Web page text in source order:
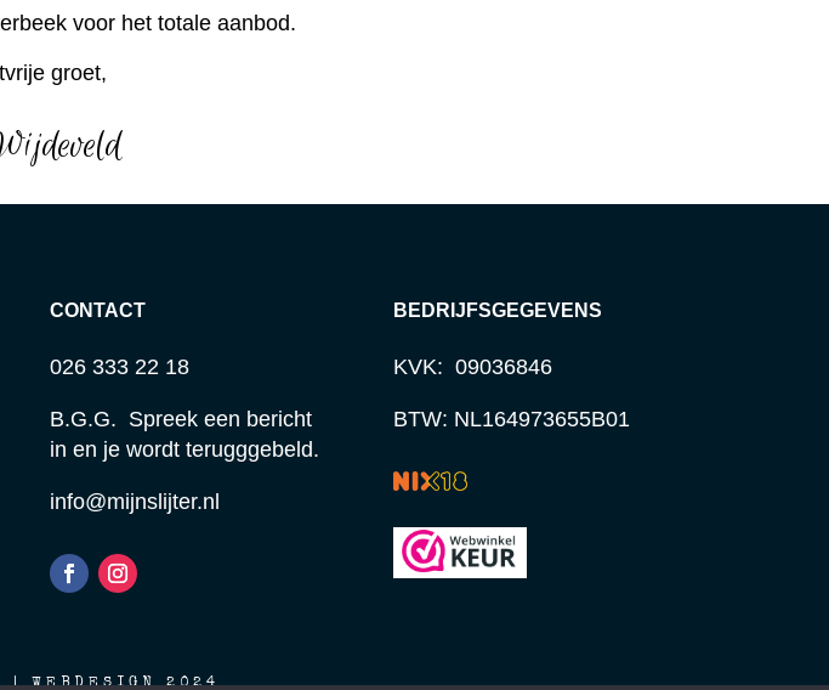
voor het totale aanbod.
groet,
CONTACT
026 333 22 18
B.G.G. Spreek een bericht
in en je wordt terugggebeld.
info@mijnslijter.nl
BEDRIJFSGEGEVENS
KVK: 09036846
BTW: NL164973655B01
| WEBDESIGN 2024